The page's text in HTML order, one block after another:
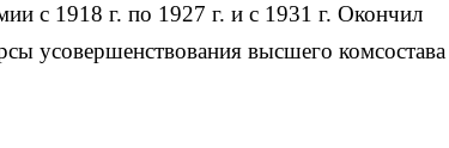
с 1918 г. по 1927 г. и с 1931 г. Окончил
усовершенствования высшего комсостава